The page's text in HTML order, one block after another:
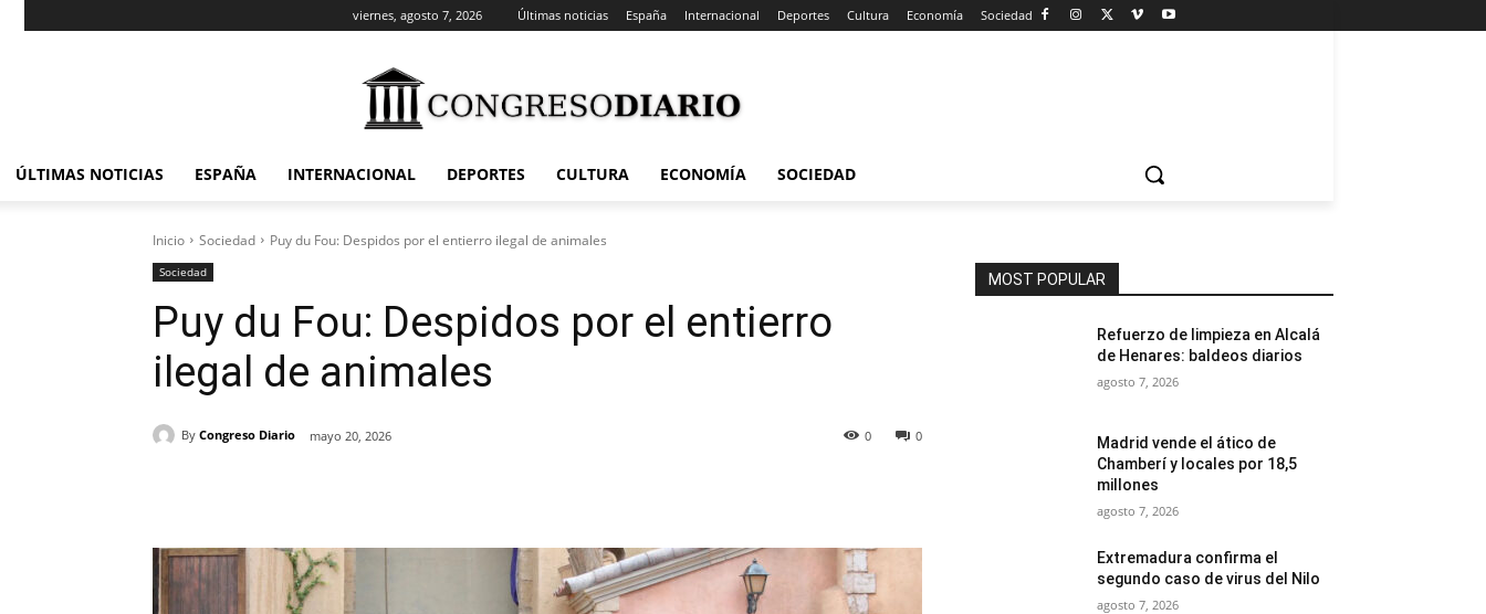
viernes, agosto 7, 2026 Últimas noticias España Internacional Deportes Cultura Economía Sociedad
ÚLTIMAS NOTICIAS ESPAÑA INTERNACIONAL DEPORTES CULTURA ECONOMÍA SOCIEDAD
Inicio Sociedad Puy du Fou: Despidos por el entierro ilegal de animales
Sociedad
Puy du Fou: Despidos por el entierro
ilegal de animales
By Congreso Diario mayo 20, 2026 0
0
MOST POPULAR
Refuerzo de limpieza en Alcalá
de Henares: baldeos diarios
agosto 7, 2026
Madrid vende el ático de
Chamberí y locales por 18,5
millones
agosto 7, 2026
Extremadura confirma el
segundo caso de virus del Nilo
agosto 7, 2026